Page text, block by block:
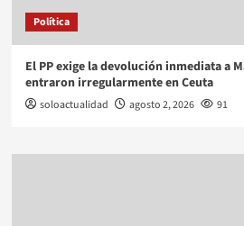
Política
El PP exige la devolución inmediata a
entraron irregularmente en Ceuta
soloactualidad agosto 2, 2026 91